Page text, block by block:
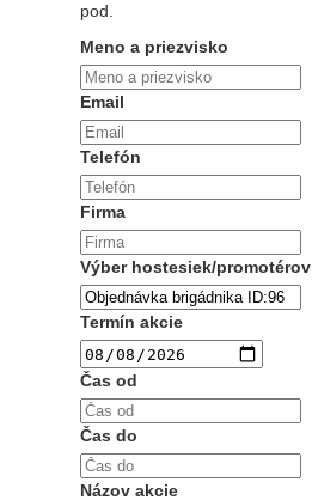
pod.
Meno a priezvisko
Email
Telefón
Firma
Výber hostesiek/promotérov
Termín akcie
Čas od
Čas do
Názov akcie